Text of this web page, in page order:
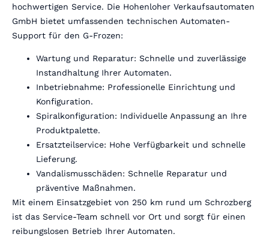
hochwertigen Service. Die Hohenloher Verkaufsautomaten
GmbH bietet umfassenden technischen Automaten-
Support für den G-Frozen:
Wartung und Reparatur: Schnelle und zuverlässige
Instandhaltung Ihrer Automaten.
Inbetriebnahme: Professionelle Einrichtung und
Konfiguration.
Spiralkonfiguration: Individuelle Anpassung an Ihre
Produktpalette.
Ersatzteilservice: Hohe Verfügbarkeit und schnelle
Lieferung.
Vandalismusschäden: Schnelle Reparatur und
präventive Maßnahmen.
Mit einem Einsatzgebiet von 250 km rund um Schrozberg
ist das Service-Team schnell vor Ort und sorgt für einen
reibungslosen Betrieb Ihrer Automaten.